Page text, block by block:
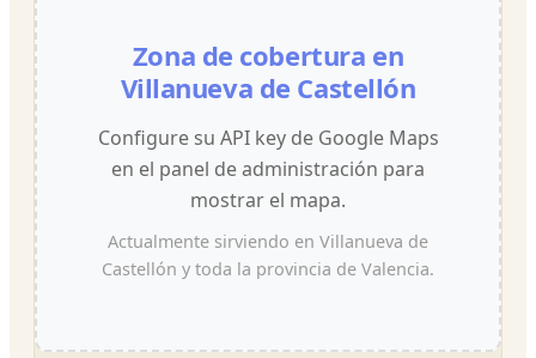
Zona de cobertura en
Villanueva de Castellón
Configure su API key de Google Maps
en el panel de administración para
mostrar el mapa.
Actualmente sirviendo en Villanueva de
Castellón y toda la provincia de Valencia.